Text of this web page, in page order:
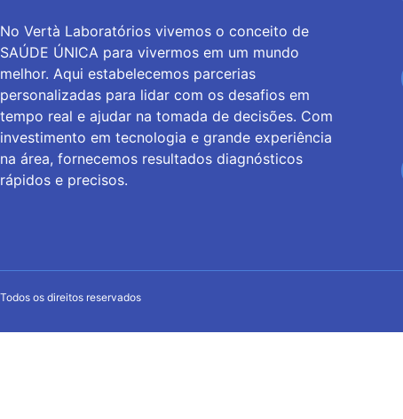
No Vertà Laboratórios vivemos o conceito de
SAÚDE ÚNICA para vivermos em um mundo
melhor. Aqui estabelecemos parcerias
personalizadas para lidar com os desafios em
tempo real e ajudar na tomada de decisões. Com
investimento em tecnologia e grande experiência
na área, fornecemos resultados diagnósticos
rápidos e precisos.
Todos os direitos reservados